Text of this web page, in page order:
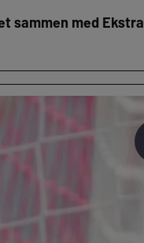
sammen med Ekstra